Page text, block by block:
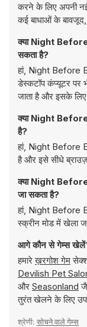
करने के लिए अपनी
कई बाधाओं के बावजूद,
क्या Night
सकता है?
हां, Night Before
डेस्कटॉप कंप्यूटर पर
जाता है और इसके
क्या Night
है?
हां, Night Before
है और इसे सीधे
क्या Night
जा सकता है?
हां, Night Before
स्क्रीन मोड में खेला
आगे कौन से गेम्स
हमारेख़रगोश गेम
Devilish Pet
और Seasonland
तुरंत खेलने के लिए
श्रेणी: सोचने वाले गेम्स